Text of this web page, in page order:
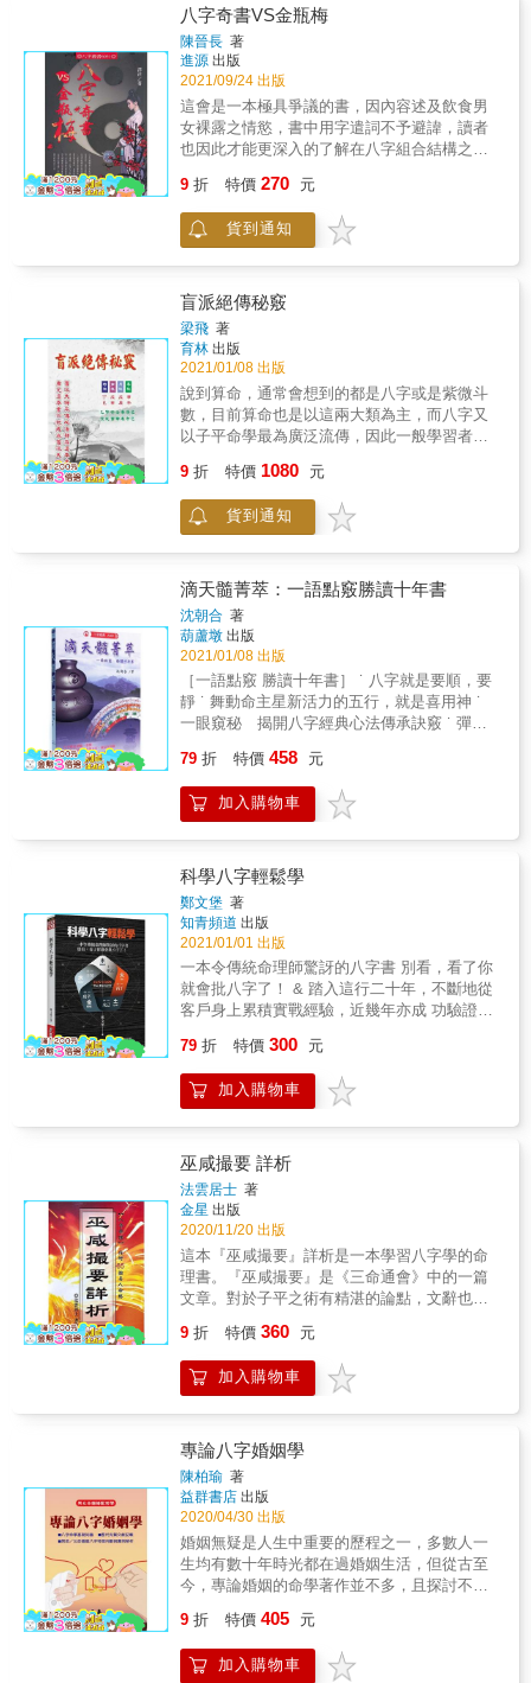
療，老母親的免疫力和體力差，若沒有先休養
一陣就做化療，五至七天就會身亡。無奈他們
決意讓母親接受化療，老人家只撐了七天就走
了&hellip;&hellip; 「面對生命關頭，命理能提
供的，是多一個機會讓你去觀察事物的緣由，
好好整理思緒，若能配合命格及先後天條件，
全盤瞭解當下情況和所掌握的優勢，也許就能
訴家人，或者可以換不同醫院再做一次詳細檢
查，甚至冷靜思考是否讓母親選擇其他療養方
式&hellip;&hellip;或許與母親相處的時間會再多
擇！ 什麼時候才能買到好房子？ ■最近很多人
來問我：「有老師要我現在立刻買房子，說是
能補漏財的流年運勢，我該買嗎？」 「在走漏
財、破財運時去購屋，反而容易買到讓你漏
財、破財的壞風水房子（就像在運氣不好時偏
要換工作或找工作，很難找到合適、安穩的好
工作），結果反而讓傷害、破財、壞運無限延
續，帶來更多的麻煩、更大的壞運！」 「在好
運時充分運用好運氣、好緣分購買到有優良地
的階段時，你才能因為好屋、好風水而破解、
中和部分的壞運氣！」 &rarr;買房當然要在相對
好運時買，才能中和未來可能出現的壞運氣！
改八字就能改變命運？ ■一名女性為了感情之
事來卜卦，中途突然反映冥想問題時用的生辰
八字不是自己真正的生日，才發現她的命盤呈
現出多次婚姻並具有剋親傷子的命格，家人擔
心影響她的姻緣，聽從其他命理老師的告誡，
為她重新編排一個婚姻關係、生活家庭樣樣都
好的生辰八字&hellip;&hellip; 「就算冥想的生
辰八字是錯的，也不會改變卦象結果！在這個
世界上，真正的妳只有一個，妳的感情對象也
別無他人&hellip;&hellip;」 「人因為相信改八
字的力量，而在之後產生自我暗示的影響，恐
怕大過於改八字的真正效果。」 &rarr;人的出生
出生時就排過命盤，提醒要留意孩子的小學學
校；在孩子入學前，也提醒目前就讀的小學和
孩子的緣分不好，怎料他母親因為家人能協助
接送，仍選擇了這間小學，結果遇到一位沒耐
心、情緒常失控的班導，一天到晚向她說孩子
的不是。母親得到了教訓，在命理師的建議
下，讓孩子轉到一間較適合他的小學。 「我排
甫出生就已排看，所解讀的命盤必然會包括學
或價值觀，就受到八字命格影響。」 「透過對
個人的八字命盤的明瞭與理解，輔以查閱命格
運途條件中所具備的能力與才華，彼此相輔相
成，藉此方式規劃未來，才能提升生活品
質。」 &rarr;緃然命盤一樣，若能懂得掌握好
運、好機會並小心面對壞運，人生大不同！ 你
是去算命，還是被命算？ 從事命理事業近三十
年、現任中華易經哲學會學術顧問和企業團體
顧問的羅嫻老師，是公認感性、正派且固守做
人本分的資深算命師！她參與過很多人的生
命，陪伴著他們成長，有的故事讓人鼻酸落
淚、有的過程令人為之動容。 一位命理師，會
在遭逢危急之際，提點逢凶化吉；在好運到來
臨之前，叮囑及時掌握。然而，真想要「命運
操之在手」，減少浪費時間在效果不佳的選
擇，盡可能避開身心不必要出現的傷害，除了
選擇相當關鍵，無奈現在有太多人對算命抱持
美麗的幻想、消極的宿命論、愛算又不信邪、
心太過執著，以及各種各樣的迷思
&hellip;&hellip; 羅嫻老師在《命理師在做啥》
中精選出一些精采生動並具教育意義的案例，
希望能透過這些真實發生的故事，幫助讀者具
備「知命、立命、瞭命」的正確觀念，如此才
解自我，並幫助人們去創造更豐足且有意義的
論，每一例四柱八字結尾均加上一則「大衍之
數」以測吉凶。 & 本書的內容重點在於十天
干、十二月令的用神取用及忌神的提示，可以
說是對初學以及進階的學員是相當有助益的，
諸如甲丁庚、乙丙癸、丙辛壬、戊己甲丙癸、
壬癸戊辛丙，天干的交互調候作用都有詳盡的
提示，格局貴賤的分判。
八字奇書VS金瓶梅
陳晉長 著
進源 出版
2021/09/24 出版
這會是一本極具爭議的書，因內容述及飲食男
女裸露之情慾，書中用字遣詞不予避諱，讀者
也因此才能更深入的了解在八字組合結構之下
求、衝動、不循禮法、乃至淫聲穢語、慾望刺
激等八字氣場暗藏的基因。這些暗藏的基因正
往往是不經意或一念之間推波助瀾而產生的行
金水木火土五行氣場與十神的結構問題有關。
又例如正官七殺在女命中顯現與排列的方式不
同，其行為模式即有很大的差異，如： 正官少
者，發乎情，止乎禮， 七殺強者，發乎情，盡
於慾。 又如食傷：食神雖強，溫柔而蓄勢待
發， 傷官旺者，易發而強烈外放。 此乃八字氣
場產生的心理與生理結構，這就是本書所要探
討的方向。蓋凡命理師不外尋求正面形象，或
者道袍加身，或者西裝筆挺，道貌岸然之姿面
派自居的老師而言或許本書將飽受評擊，但筆
者也必須正面的說：這些難道不是八字命理的
學問之一嗎？八字的精髓並不只是討論吉凶禍
五行裡面所隱藏的任何一個符號、感官、知
覺、心態皆可能是影響命造一生的走向，故此
等亦是博大精深的學問之一矣。師者，傳道授
業解惑也。為人師者不該只拘泥於正面表象的
形式，一凡任何蛛絲末節皆是研究的一環，並
將其研究心得公諸於世，這就是傳承。
9 折 特價 270 元
貨到通知
盲派絕傳秘竅
梁飛 著
育林 出版
2021/01/08 出版
說到算命，通常會想到的都是八字或是紫微斗
數，目前算命也是以這兩大類為主，而八字又
以子平命學最為廣泛流傳，因此一般學習者也
另有一派鮮為人知的算命方法，非常隱諱並不
流傳於坊間，一般人士根本無從知曉。 & 而如
此神秘的命學究竟為何？ & 答案就是盲人所專
正所謂盲者眼盲心明，眼盲心不盲，故盲人算
命法自有一套不為人知的獨特祕法，自然也就
蒙上一層神秘面紗。 & 盲派絕傳秘竅絕對是您
不容錯過的盲派命學經典著作，相信讀者們在
閱讀過後，便能理解其奧秘。 &
9 折 特價 1080 元
貨到通知
滴天髓菁萃：一語點竅勝讀十年書
沈朝合 著
葫蘆墩 出版
2021/01/08 出版
［一語點竅 勝讀十年書］ ˙ 八字就是要順，要
靜 ˙ 舞動命主星新活力的五行，就是喜用神 ˙
一眼窺秘 揭開八字經典心法傳承訣竅 ˙ 彈指
典《滴天髓》隱含解開四柱八字重要學理底
蘊，卻艱澀難懂，尤其《滴天髓徵義》所附的
案例沒有起運歲數，無從推演正確流年干支，
命，重新解讀命學經典，將專業豐富心得刻劃
編輯成《滴天髓菁萃》，闡述命學方圓規矩，
重劃新命學範疇，章章精彩。擁有《滴天髓菁
萃》，如詣寶所。
79 折 特價 458 元
加入購物車
科學八字輕鬆學
鄭文堡 著
知青頻道 出版
2021/01/01 出版
一本令傳統命理師驚訝的八字書 別看，看了你
就會批八字了！ & 踏入這行二十年，不斷地從
客戶身上累積實戰經驗，近幾年亦成 功驗證五
求科學，絕對 不能故步自封，必須勇於創新而
非流於套命，經年累月，我仍不斷思 考修正
Update，從生活中去體悟並發掘更多的十神類
文堡老師也要苦口婆心提醒讀者，這套八字雖
然簡單易學，卻很難精通上手，唯有透過不斷
的實戰演練，才能在這個學術更上層樓。 & 打
開本書，你將快速學會五行八字的批命技巧，
讀起來可能有一點燒腦，卻是十分的實用哦!假
如與你所學的理念有所衝突，請先放下傳統的
包袱，暫且打掉重練，靜靜享受五行八字的大
餐吧！ & 第一本書談的是基礎心法，因為是
Basic，書中對於十神的著墨不多(有機會將在
器，學習任何事物必先將馬步蹲穩，八字也不
例外，假如沒搞懂陰陽生剋， 批命則會亂生亂
剋。 & 本書的架構分為五大卷，如果你已有一
些基礎，可挑選不懂或者感興趣的章節來學
習。 & 卷一為基礎篇，我將帶你認識什麼是五
行八字，它與傳統命理有何不同。接著介紹基
本的干支五行，批命的四大靈魂，以及如何找
出 真太陽時，本書另一個特點，除了用淺顯易
懂的文字呈現，亦附上教 學影片的 QR 碼，將
文字與影音結合，讓學習效果達到最大化，感
覺是不是很酷呢？ & 卷二介紹陰陽五行生剋，
這是最基礎也是最珍貴的單元，很多人批命不
準確，最大的原因在於陰陽不分，別說是初學
者，有八字底子的老手更應細細研讀，多數人
只談合生剋，但我覺得要將洩納入批命 體系，
79 折 特價 300 元
加入購物車
巫咸撮要 詳析
法雲居士 著
金星 出版
2020/11/20 出版
這本『巫咸撮要』詳析是一本學習八字學的命
理書。『巫咸撮要』是《三命通會》中的一篇
文章。對於子平之術有精湛的論點，文辭也優
涵，不是一般人所能了解領會的，法雲居士將
其翻譯成白話文，並一一解釋清楚，還多加舉
例，使喜歡四柱推命八字學的人能輕鬆的讀懂
9 折 特價 360 元
加入購物車
專論八字婚姻學
陳柏瑜 著
益群書店 出版
2020/04/30 出版
婚姻無疑是人生中重要的歷程之一，多數人一
生均有數十年時光都在過婚姻生活，但從古至
今，專論婚姻的命學著作並不多，且探討不夠
貌，作者有鑑於此，於書中由各個角度探討婚
姻層面。本書除引述歷代著作來看婚姻之外，
更以現代語言充分探討各種婚姻狀況，書中諸
9 折 特價 405 元
加入購物車